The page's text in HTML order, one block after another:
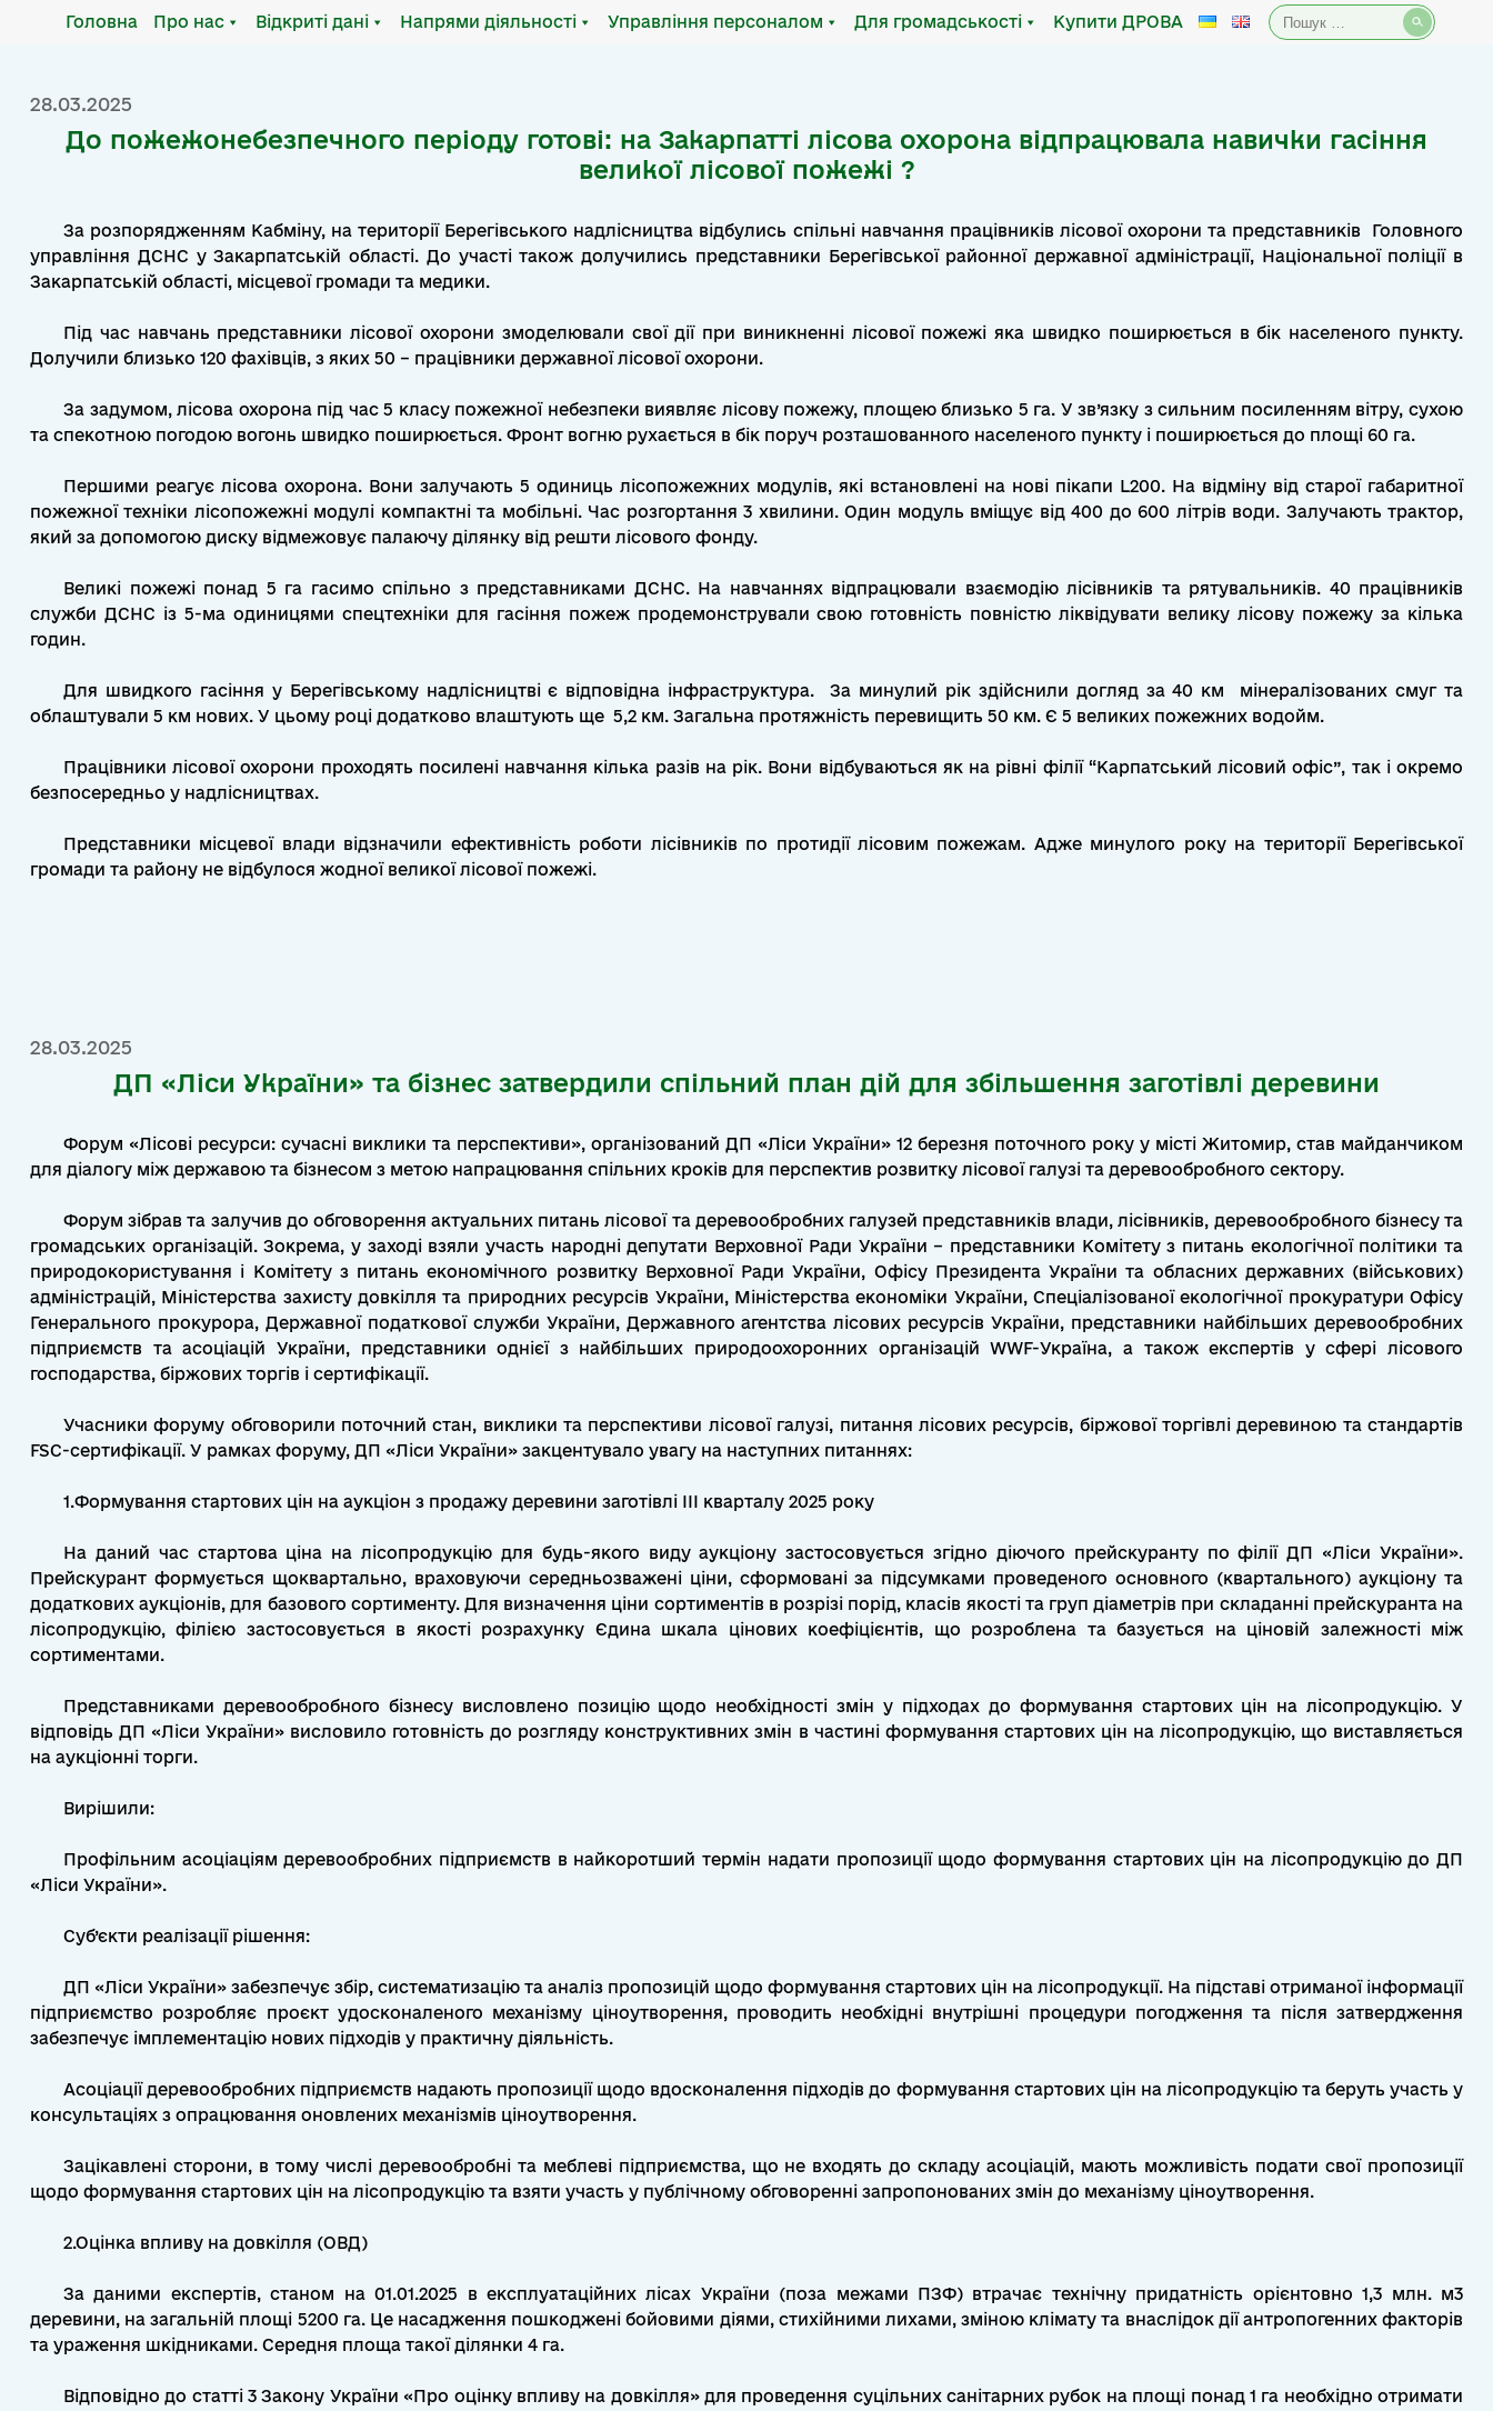
Головна Про нас Відкриті дані Напрями діяльності Управління персоналом Для громадськості Купити ДРОВА Пошук:
Місяць:Березень 2025
28.03.2025
До пожежонебезпечного періоду готові: на Закарпатті лісова охорона відпрацювала навички гасіння
великої лісової пожежі ?
За розпорядженням Кабміну, на території Берегівського надлісництва відбулись спільні навчання працівників лісової охорони та представників Головного
управління ДСНС у Закарпатській області. До участі також долучились представники Берегівської районної державної адміністрації, Національної поліції в
Закарпатській області, місцевої громади та медики.
Під час навчань представники лісової охорони змоделювали свої дії при виникненні лісової пожежі яка швидко поширюється в бік населеного пункту.
Долучили близько 120 фахівців, з яких 50 – працівники державної лісової охорони.
За задумом, лісова охорона під час 5 класу пожежної небезпеки виявляє лісову пожежу, площею близько 5 га. У зв’язку з сильним посиленням вітру, сухою
та спекотною погодою вогонь швидко поширюється. Фронт вогню рухається в бік поруч розташованного населеного пункту і поширюється до площі 60 га.
Першими реагує лісова охорона. Вони залучають 5 одиниць лісопожежних модулів, які встановлені на нові пікапи L200. На відміну від старої габаритної
пожежної техніки лісопожежні модулі компактні та мобільні. Час розгортання 3 хвилини. Один модуль вміщує від 400 до 600 літрів води. Залучають трактор,
який за допомогою диску відмежовує палаючу ділянку від решти лісового фонду.
Великі пожежі понад 5 га гасимо спільно з представниками ДСНС. На навчаннях відпрацювали взаємодію лісівників та рятувальників. 40 працівників
служби ДСНС із 5-ма одиницями спецтехніки для гасіння пожеж продемонстрували свою готовність повністю ліквідувати велику лісову пожежу за кілька
годин.
Для швидкого гасіння у Берегівському надлісництві є відповідна інфраструктура. За минулий рік здійснили догляд за 40 км мінералізованих смуг та
облаштували 5 км нових. У цьому році додатково влаштують ще 5,2 км. Загальна протяжність перевищить 50 км. Є 5 великих пожежних водойм.
Працівники лісової охорони проходять посилені навчання кілька разів на рік. Вони відбуваються як на рівні філії “Карпатський лісовий офіс”, так і окремо
безпосередньо у надлісництвах.
Представники місцевої влади відзначили ефективність роботи лісівників по протидії лісовим пожежам. Адже минулого року на території Берегівської
громади та району не відбулося жодної великої лісової пожежі.
28.03.2025
ДП «Ліси України» та бізнес затвердили спільний план дій для збільшення заготівлі деревини
Форум «Лісові ресурси: сучасні виклики та перспективи», організований ДП «Ліси України» 12 березня поточного року у місті Житомир, став майданчиком
для діалогу між державою та бізнесом з метою напрацювання спільних кроків для перспектив розвитку лісової галузі та деревообробного сектору.
Форум зібрав та залучив до обговорення актуальних питань лісової та деревообробних галузей представників влади, лісівників, деревообробного бізнесу та
громадських організацій. Зокрема, у заході взяли участь народні депутати Верховної Ради України – представники Комітету з питань екологічної політики та
природокористування і Комітету з питань економічного розвитку Верховної Ради України, Офісу Президента України та обласних державних (військових)
адміністрацій, Міністерства захисту довкілля та природних ресурсів України, Міністерства економіки України, Спеціалізованої екологічної прокуратури Офісу
Генерального прокурора, Державної податкової служби України, Державного агентства лісових ресурсів України, представники найбільших деревообробних
підприємств та асоціацій України, представники однієї з найбільших природоохоронних організацій WWF-Україна, а також експертів у сфері лісового
господарства, біржових торгів і сертифікації.
Учасники форуму обговорили поточний стан, виклики та перспективи лісової галузі, питання лісових ресурсів, біржової торгівлі деревиною та стандартів
FSC-сертифікації. У рамках форуму, ДП «Ліси України» закцентувало увагу на наступних питаннях:
1.Формування стартових цін на аукціон з продажу деревини заготівлі ІІІ кварталу 2025 року
На даний час стартова ціна на лісопродукцію для будь-якого виду аукціону застосовується згідно діючого прейскуранту по філії ДП «Ліси України».
Прейскурант формується щоквартально, враховуючи середньозважені ціни, сформовані за підсумками проведеного основного (квартального) аукціону та
додаткових аукціонів, для базового сортименту. Для визначення ціни сортиментів в розрізі порід, класів якості та груп діаметрів при складанні прейскуранта на
лісопродукцію, філією застосовується в якості розрахунку Єдина шкала цінових коефіцієнтів, що розроблена та базується на ціновій залежності між
сортиментами.
Представниками деревообробного бізнесу висловлено позицію щодо необхідності змін у підходах до формування стартових цін на лісопродукцію. У
відповідь ДП «Ліси України» висловило готовність до розгляду конструктивних змін в частині формування стартових цін на лісопродукцію, що виставляється
на аукціонні торги.
Вирішили:
Профільним асоціаціям деревообробних підприємств в найкоротший термін надати пропозиції щодо формування стартових цін на лісопродукцію до ДП
«Ліси України».
Суб’єкти реалізації рішення:
ДП «Ліси України» забезпечує збір, систематизацію та аналіз пропозицій щодо формування стартових цін на лісопродукції. На підставі отриманої інформації
підприємство розробляє проєкт удосконаленого механізму ціноутворення, проводить необхідні внутрішні процедури погодження та після затвердження
забезпечує імплементацію нових підходів у практичну діяльність.
Асоціації деревообробних підприємств надають пропозиції щодо вдосконалення підходів до формування стартових цін на лісопродукцію та беруть участь у
консультаціях з опрацювання оновлених механізмів ціноутворення.
Зацікавлені сторони, в тому числі деревообробні та меблеві підприємства, що не входять до складу асоціацій, мають можливість подати свої пропозиції
щодо формування стартових цін на лісопродукцію та взяти участь у публічному обговоренні запропонованих змін до механізму ціноутворення.
2.Оцінка впливу на довкілля (ОВД)
За даними експертів, станом на 01.01.2025 в експлуатаційних лісах України (поза межами ПЗФ) втрачає технічну придатність орієнтовно 1,3 млн. м3
деревини, на загальній площі 5200 га. Це насадження пошкоджені бойовими діями, стихійними лихами, зміною клімату та внаслідок дії антропогенних факторів
та ураження шкідниками. Середня площа такої ділянки 4 га.
Відповідно до статті 3 Закону України «Про оцінку впливу на довкілля» для проведення суцільних санітарних рубок на площі понад 1 га необхідно отримати